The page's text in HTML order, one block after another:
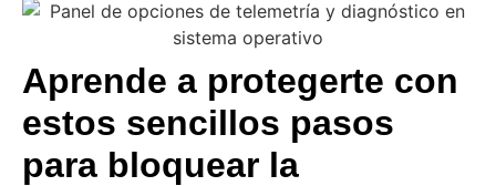
Aprende a protegerte con
estos sencillos pasos
para bloquear la